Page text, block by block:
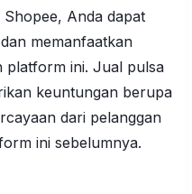
Anda dapat
memanfaatkan
platform ini. Jual pulsa
keuntungan berupa
dari pelanggan
ini sebelumnya.